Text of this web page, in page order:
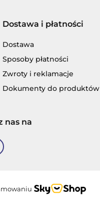
Dostawa i płatności
Dostawa
Sposoby płatności
Zwroty i reklamacje
Dokumenty do produktów
nas na